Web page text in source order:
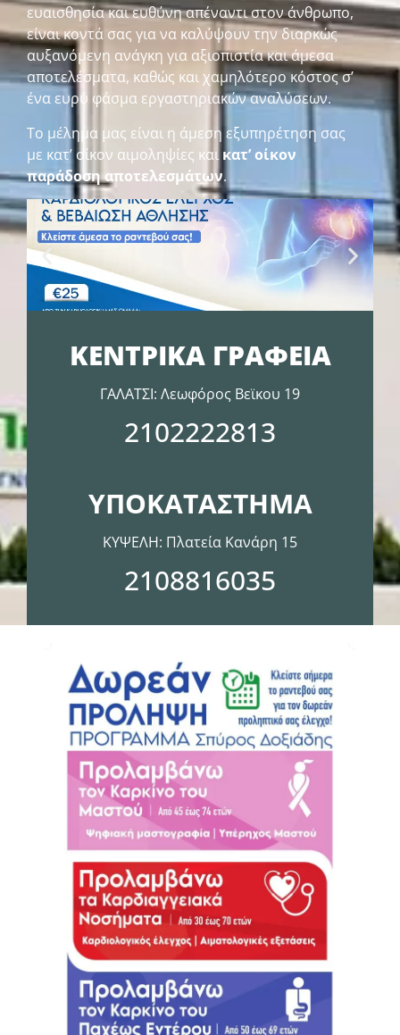
ευαισθησία και ευθύνη απέναντι στον άνθρωπο,
είναι κοντά σας για να καλύψουν την διαρκώς
αυξανόμενη ανάγκη για αξιοπιστία και άμεσα
αποτελέσματα, καθώς και χαμηλότερο κόστος σ’
ένα ευρύ φάσμα εργαστηριακών αναλύσεων.
Το μέλημα μας είναι η άμεση εξυπηρέτηση σας
με κατ’ οίκον αιμοληψίες και κατ’ οίκον
παράδοση αποτελεσμάτων.
ΚΕΝΤΡΙΚΑ ΓΡΑΦΕΙΑ
ΓΑΛΑΤΣΙ: Λεωφόρος Βεϊκου 19
2102222813
ΥΠΟΚΑΤΑΣΤΗΜΑ
ΚΥΨΕΛΗ: Πλατεία Κανάρη 15
2108816035